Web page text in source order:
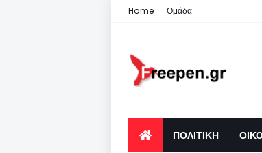
Home Ομάδα
ΠΟΛΙΤΙΚΗ